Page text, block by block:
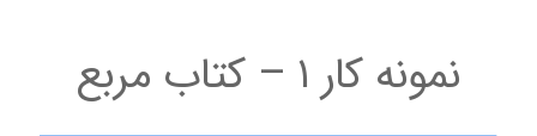
نمونه کار ۱ – کتاب مربع